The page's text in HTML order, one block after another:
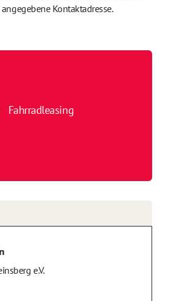
Kontaktadresse.
Fahrradleasing
e.V.